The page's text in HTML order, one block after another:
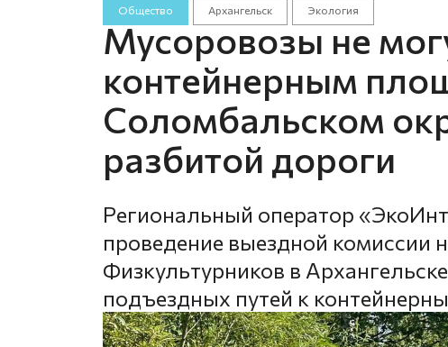
Общество Архангельск Экология
Мусоровозы не
контейнерным
Соломбальском
разбитой дороги
Региональный оператор
проведение выездной комиссии
Физкультурников в
подъездных путей к